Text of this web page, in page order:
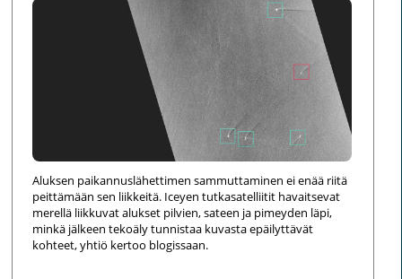
Aluksen paikannuslähettimen sammuttaminen ei enää riitä
peittämään sen liikkeitä. Iceyen tutkasatelliitit havaitsevat
merellä liikkuvat alukset pilvien, sateen ja pimeyden läpi,
minkä jälkeen tekoäly tunnistaa kuvasta epäilyttävät
kohteet, yhtiö kertoo blogissaan.